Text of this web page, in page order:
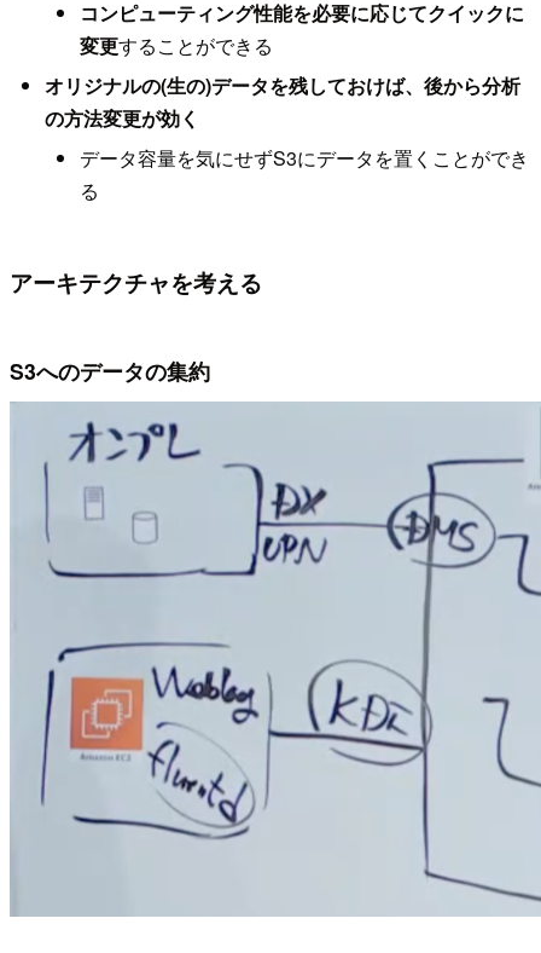
コンピューティング性能を必要に応じてクイックに
変更することができる
オリジナルの(生の)データを残しておけば、後から分析
の方法変更が効く
データ容量を気にせずS3にデータを置くことができ
る
アーキテクチャを考える
S3へのデータの集約